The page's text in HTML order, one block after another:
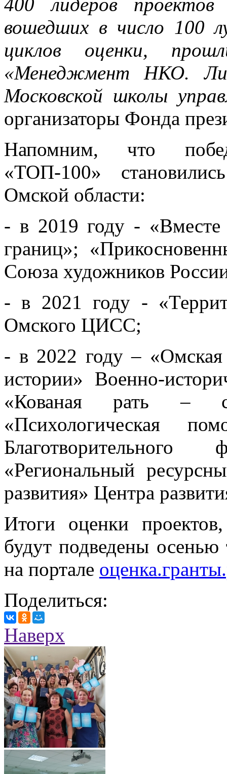
вошедших в число 100
циклов оценки,
«Менеджмент НКО.
Московской школы
организаторы Фонда
Напомним, что
«ТОП-100»
Омской области:
- в 2019 году -
границ»;
Союза художников
- в 2021 году -
Омского ЦИСС;
- в 2022 году – «Омская
истории» Военно-
«Кованая рать –
«Психологическая
«Региональный
развития» Центра
Итоги оценки
будут подведены
на портале
Поделиться:
Наверх